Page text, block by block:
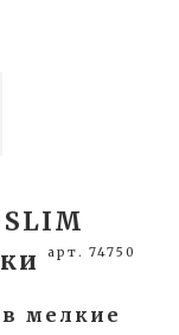
арт. 74750
в мелкие